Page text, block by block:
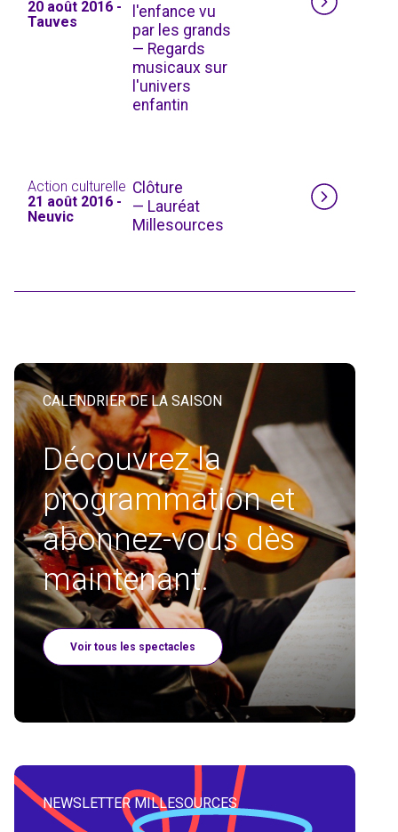
20 août 2016 -
Tauves
l'enfance vu
par les grands
— Regards
musicaux sur
l'univers
enfantin
Action culturelle
21 août 2016 -
Neuvic
Clôture
— Lauréat
Millesources
CALENDRIER DE LA SAISON
Découvrez la
programmation et
abonnez-vous dès
maintenant.
Voir tous les spectacles
NEWSLETTER MILLESOURCES